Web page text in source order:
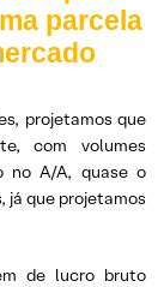
parcela
projetamos que
com volumes
no A/A, quase o
já que projetamos
de lucro bruto